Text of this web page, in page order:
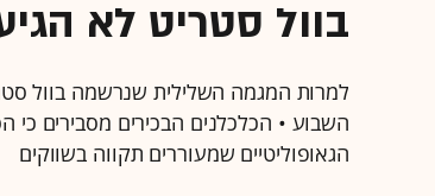
בוול סטריט לא
למרות המגמה השלילית שנרשמה בוול
השבוע • הכלכלנים הבכירים מסבירים
הגאופוליטיים שמעוררים תקווה בשווקים